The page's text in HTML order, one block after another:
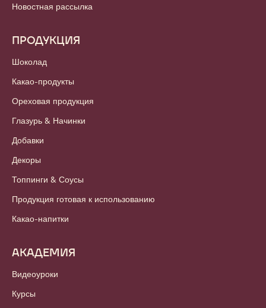
Новостная рассылка
ПРОДУКЦИЯ
Шоколад
Какао-продукты
Ореховая продукция
Глазурь & Начинки
Добавки
Декоры
Топпинги & Соусы
Продукция готовая к использованию
Какао-напитки
АКАДЕМИЯ
Видеоуроки
Курсы